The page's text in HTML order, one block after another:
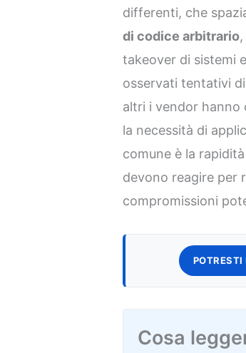
differenti, che
di codice arbitrario
takeover di sistemi
osservati tentativi
altri i vendor hanno
la necessità di
comune è la
devono reagire per
compromissioni
POTRESTI
Cosa